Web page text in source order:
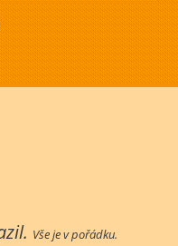
Vše je v pořádku.